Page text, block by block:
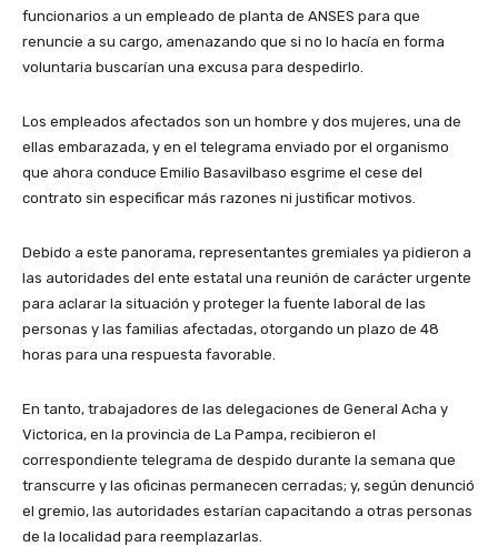
funcionarios a un empleado de planta de ANSES para que
renuncie a su cargo, amenazando que si no lo hacía en forma
voluntaria buscarían una excusa para despedirlo.
Los empleados afectados son un hombre y dos mujeres, una de
ellas embarazada, y en el telegrama enviado por el organismo
que ahora conduce Emilio Basavilbaso esgrime el cese del
contrato sin especificar más razones ni justificar motivos.
Debido a este panorama, representantes gremiales ya pidieron a
las autoridades del ente estatal una reunión de carácter urgente
para aclarar la situación y proteger la fuente laboral de las
personas y las familias afectadas, otorgando un plazo de 48
horas para una respuesta favorable.
En tanto, trabajadores de las delegaciones de General Acha y
Victorica, en la provincia de La Pampa, recibieron el
correspondiente telegrama de despido durante la semana que
transcurre y las oficinas permanecen cerradas; y, según denunció
el gremio, las autoridades estarían capacitando a otras personas
de la localidad para reemplazarlas.